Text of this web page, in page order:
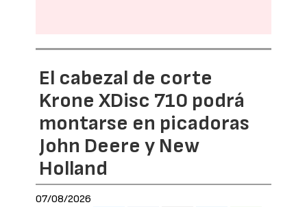
El cabezal de corte
Krone XDisc 710 podrá
montarse en picadoras
John Deere y New
Holland
07/08/2026